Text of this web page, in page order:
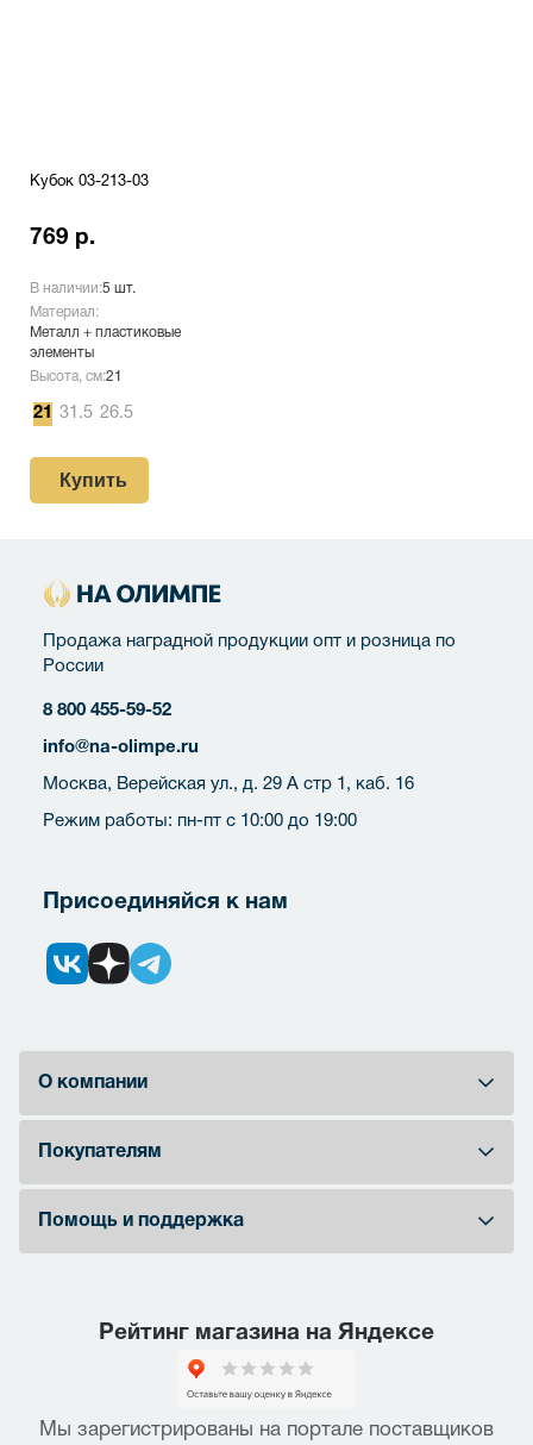
Кубок 03-213-03
769 р.
В наличии:5 шт.
Материал:
Металл + пластиковые
элементы
Высота, см:21
21 31.5 26.5
Купить
Продажа наградной продукции опт и розница по
России
8 800 455-59-52
info@na-olimpe.ru
Москва, Верейская ул., д. 29 А стр 1, каб. 16
Режим работы: пн-пт с 10:00 до 19:00
Присоединяйся к нам
О компании
Покупателям
Помощь и поддержка
Рейтинг магазина на Яндексе
Мы зарегистрированы на портале поставщиков